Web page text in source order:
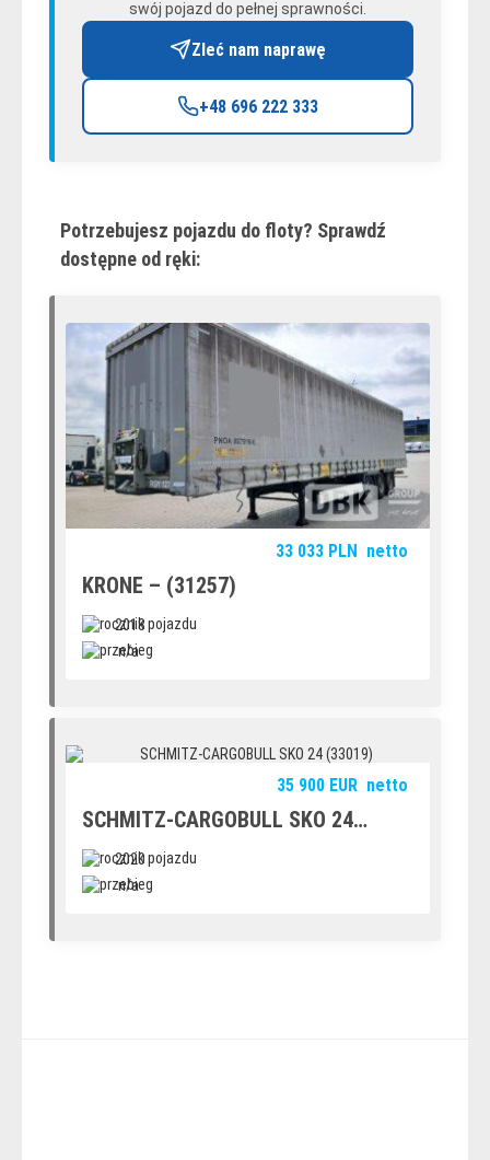
swój pojazd do pełnej sprawności.
Zleć nam naprawę
+48 696 222 333
Potrzebujesz pojazdu do floty? Sprawdź
dostępne od ręki:
33 033 PLN netto
KRONE – (31257)
2018
n/a
35 900 EUR netto
SCHMITZ-CARGOBULL SKO 24
(33019)
2020
n/a